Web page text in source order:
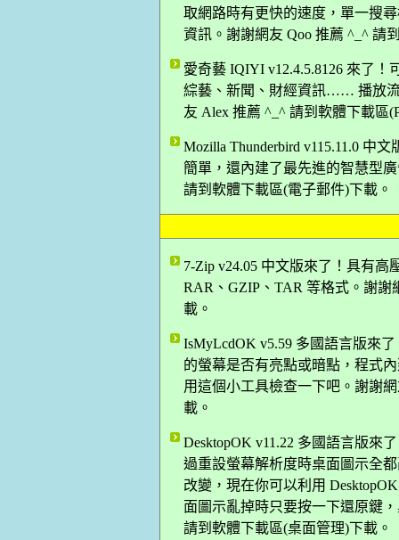
取網路時有更快的速度，單一搜
資訊。謝謝網友 Qoo 推薦 ^_^ 請
愛奇藝 IQIYI v12.4.5.8126 來了
綜藝、新聞、財經資訊…… 播放
友 Alex 推薦 ^_^ 請到軟體下載區
Mozilla Thunderbird v115.11.0 中
簡單，還內建了最先進的智慧型
請到軟體下載區(電子郵件)下載。
7-Zip v24.05 中文版來了！具有
RAR、GZIP、TAR 等格式。謝謝
載。
IsMyLcdOK v5.59 多國語言版來
的螢幕是否有亮點或暗點，程式
用這個小工具檢查一下吧。謝謝
載。
DesktopOK v11.22 多國語言版來
過重設螢幕解析度時桌面圖示全
改變，現在你可以利用
面圖示亂掉時只要按一下還原鍵
請到軟體下載區(桌面管理)下載。